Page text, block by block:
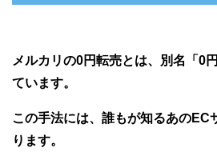
メルカリの0円転売とは、別名「0
ています。
この手法には、誰もが知るあのEC
ります。